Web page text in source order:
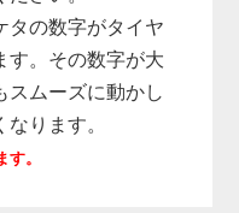
タの数字がタイヤ
す。その数字が大
スムーズに動かし
ります。
。